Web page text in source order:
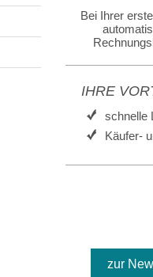
Bei Ihrer
IHRE
schnelle
Käufer-